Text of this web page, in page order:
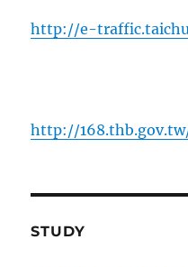
http://e-
http://
STUDY